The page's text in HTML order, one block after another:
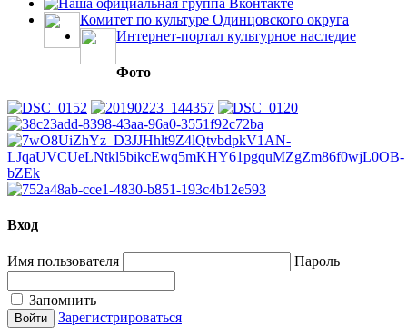
Наша официальная группа Вконтакте
Комитет по культуре Одинцовского округа
Интернет-портал культурное наследие
Фото
Вход
Имя пользователя Пароль
Запомнить
Зарегистрироваться